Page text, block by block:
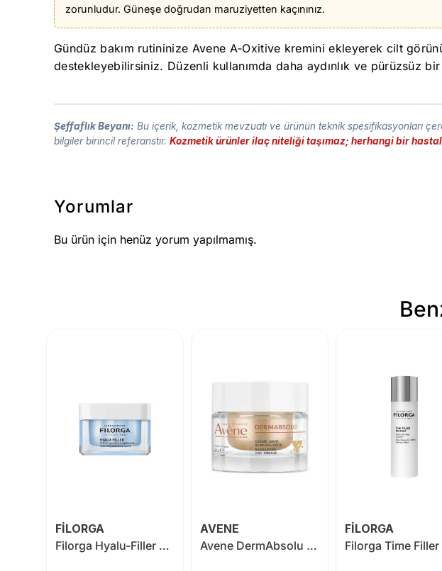
zorunludur. Güneşe doğrudan maruziyetten kaçınınız.
Gündüz bakım rutininize Avene A‑Oxitive kremini ekleyerek cilt
destekleyebilirsiniz. Düzenli kullanımda daha aydınlık ve pürüzsüz
Şeffaflık Beyanı: Bu içerik, kozmetik mevzuatı ve ürünün teknik spesifikasyonları
bilgiler birincil referanstır. Kozmetik ürünler ilaç niteliği taşımaz; herhangi bir
Yorumlar
Bu ürün için henüz yorum yapılmamış.
FİLORGA
Filorga Hyalu-Filler Plumping Moisturizing Cream 50 ml
AVENE
Avene DermAbsolu Dolgunlaştırıcı Gündüz Kremi 50 ml
FİLORGA